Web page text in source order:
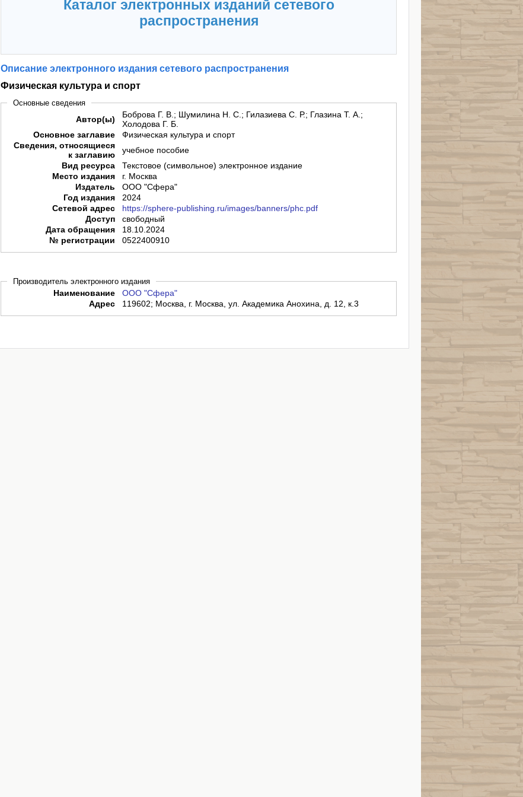
Каталог электронных изданий сетевого
распространения
Описание электронного издания сетевого распространения
Физическая культура и спорт
Основные сведения
Автор(ы)
Боброва Г. В.; Шумилина Н. С.; Гилазиева С. Р.; Глазина Т. А.;
Холодова Г. Б.
Основное заглавие
Физическая культура и спорт
Сведения, относящиеся
к заглавию
учебное пособие
Вид ресурса
Текстовое (символьное) электронное издание
Место издания
г. Москва
Издатель
ООО "Сфера"
Год издания
2024
Сетевой адрес
https://sphere-publishing.ru/images/banners/phc.pdf
Доступ
свободный
Дата обращения
18.10.2024
№ регистрации
0522400910
Производитель электронного издания
Наименование
ООО "Сфера"
Адрес
119602; Москва, г. Москва, ул. Академика Анохина, д. 12, к.3